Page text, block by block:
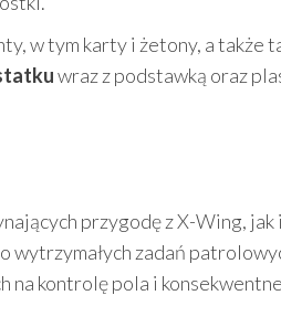
w tym karty i żetony, a także
wraz z podstawką oraz
przygodę z X-Wing, jak
wytrzymałych zadań
kontrolę pola i